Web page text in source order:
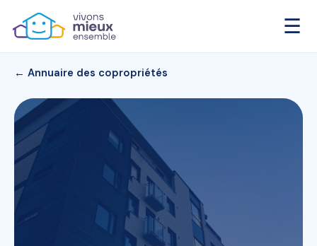
☰
← Annuaire des copropriétés